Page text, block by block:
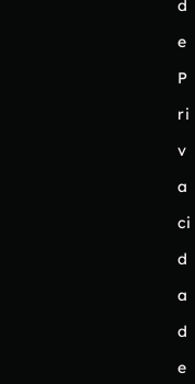
d
e
P
ri
v
a
ci
d
a
d
e